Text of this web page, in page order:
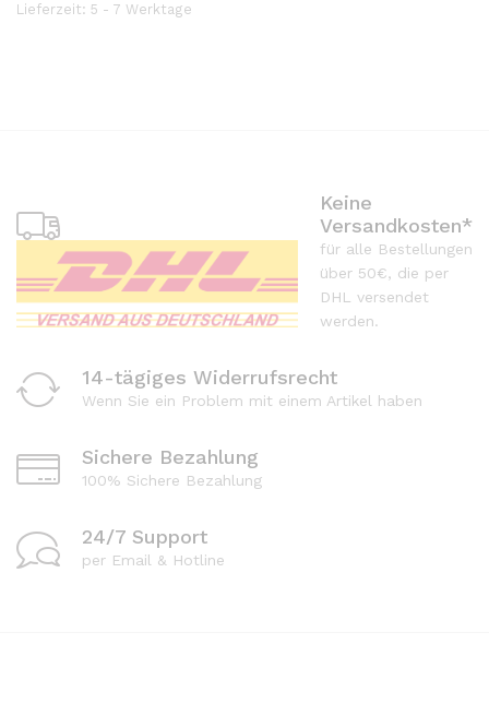
Lieferzeit: 5 - 7 Werktage
Keine
Versandkosten*
für alle Bestellungen
über 50€, die per
DHL versendet
werden.
14-tägiges Widerrufsrecht
Wenn Sie ein Problem mit einem Artikel haben
Sichere Bezahlung
100% Sichere Bezahlung
24/7 Support
per Email & Hotline